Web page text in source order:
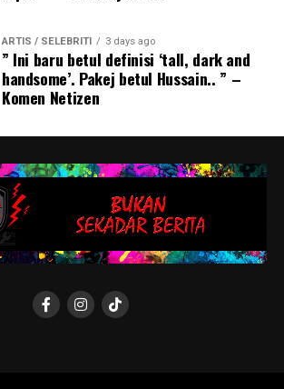
ARTIS / SELEBRITI 3 days ago
” Ini baru betul definisi ‘tall, dark and
handsome’. Pakej betul Hussain.. ” –
Komen Netizen